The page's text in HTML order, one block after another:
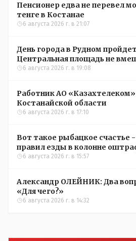
Пенсионер едва не перевел
тенге в Костанае
6 августа 2026 г. в 21:07
День города в Рудном
Центральная площадь не
желающих
6 августа 2026 г. в 19:08
Работник АО «Казахтелеком»
Костанайской области
6 августа 2026 г. в 17:10
Вот такое рыбацкое счастье
правил езды в колонне
участников соревнований в
6 августа 2026 г. в 15:57
Александр ОЛЕЙНИК: Два
«Для чего?»
6 августа 2026 г. в 14:32